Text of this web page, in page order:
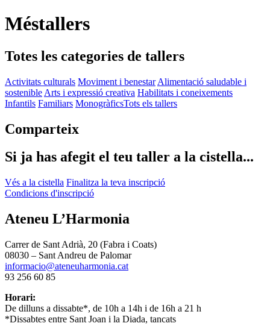
Méstallers
Totes les categories de tallers
Activitats culturals Moviment i benestar Alimentació saludable i
sostenible Arts i expressió creativa Habilitats i coneixements
Infantils Familiars MonogràficsTots els tallers
Comparteix
Si ja has afegit el teu taller a la cistella...
Vés a la cistella Finalitza la teva inscripció
Condicions d'inscripció
Ateneu L’Harmonia
Carrer de Sant Adrià, 20 (Fabra i Coats)
08030 – Sant Andreu de Palomar
informacio@ateneuharmonia.cat
93 256 60 85
Horari:
De dilluns a dissabte*, de 10h a 14h i de 16h a 21 h
*Dissabtes entre Sant Joan i la Diada, tancats